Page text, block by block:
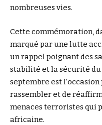
nombreuses vies.
Cette commémoration,
marqué par une lutte
un rappel poignant des
stabilité et la sécurité du
septembre est
rassembler et de
menaces terroristes qui
africaine.